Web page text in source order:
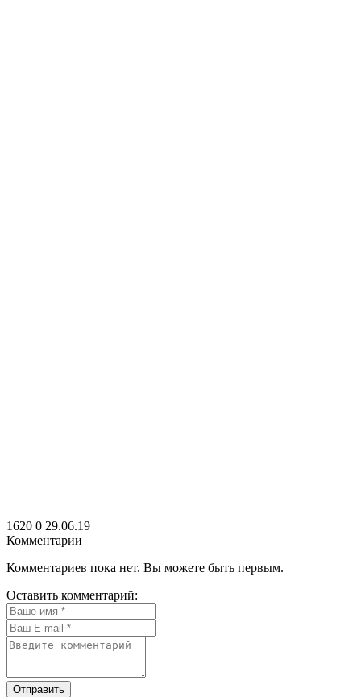
1620 0 29.06.19
Комментарии
Комментариев пока нет. Вы можете быть первым.
Оставить комментарий:
Отправить